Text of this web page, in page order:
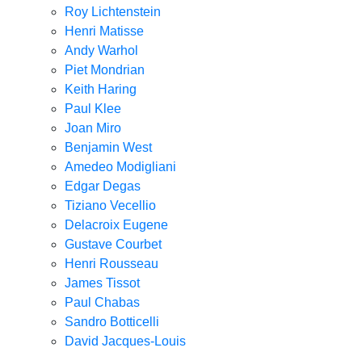
Roy Lichtenstein
Henri Matisse
Andy Warhol
Piet Mondrian
Keith Haring
Paul Klee
Joan Miro
Benjamin West
Amedeo Modigliani
Edgar Degas
Tiziano Vecellio
Delacroix Eugene
Gustave Courbet
Henri Rousseau
James Tissot
Paul Chabas
Sandro Botticelli
David Jacques-Louis